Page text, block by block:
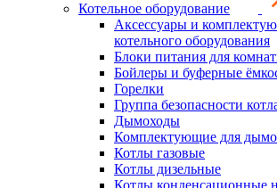
Котельное оборудование
Аксессуары и
котельного оборудования
Блоки питания для
Бойлеры и буферные
Горелки
Группа безопасности
Дымоходы
Комплектующие для
Котлы газовые
Котлы дизельные
Котлы конденсационные